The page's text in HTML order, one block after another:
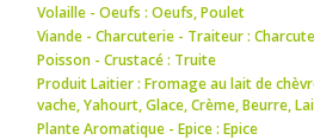
Volaille - Oeufs : Oeufs,Poulet
Viande - Charcuterie - Traiteur :
Poisson - Crustacé : Truite
Produit Laitier : Fromage au lait de
vache,Yahourt,Glace,Crème,Beurre,
Plante Aromatique - Epice : Epice